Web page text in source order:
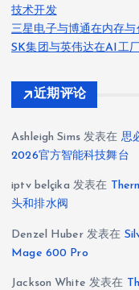
技术开发
三星电子与博通在内存
SK集团与英伟达在AI工
近期评论
Ashleigh Sims发表在 思
2026官方智能科技舞台
iptv belçika 发表在
头和排水阀
Denzel Huber发表在
Mage 600 Pro
Jackson White 发表在